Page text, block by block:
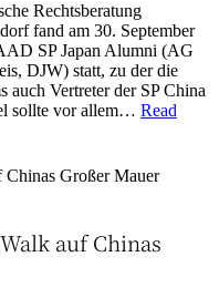
Rechtsberatung
fand am 30. September
SP Japan Alumni (AG
DJW) statt, zu der die
auch Vertreter der SP China
sollte vor allem… Read
auf Chinas